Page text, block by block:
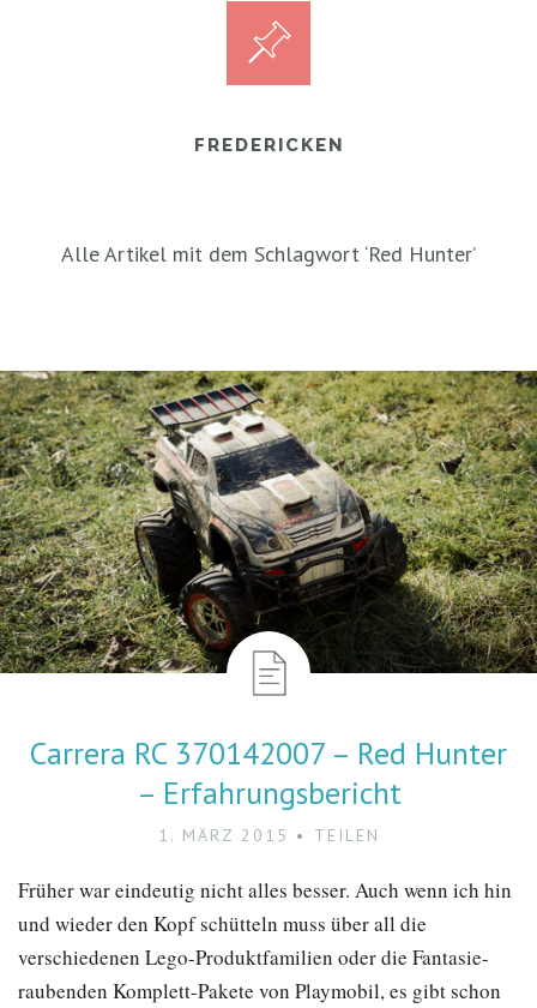
FREDERICKEN
Alle Artikel mit dem Schlagwort ‘Red Hunter’
Carrera RC 370142007 – Red Hunter
– Erfahrungsbericht
1. MÄRZ 2015 TEILEN
Früher war eindeutig nicht alles besser. Auch wenn ich hin
und wieder den Kopf schütteln muss über all die
verschiedenen Lego-Produktfamilien oder die Fantasie-
raubenden Komplett-Pakete von Playmobil, es gibt schon